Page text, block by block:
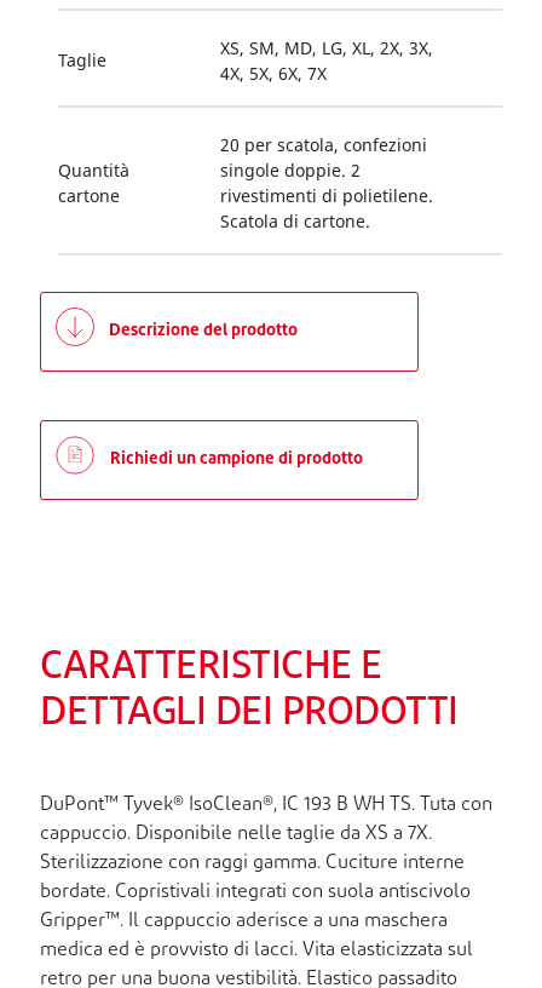
Taglie
XS, SM, MD, LG, XL, 2X, 3X,
4X, 5X, 6X, 7X
Quantità
cartone
20 per scatola, confezioni
singole doppie. 2
rivestimenti di polietilene.
Scatola di cartone.
Descrizione del prodotto
Richiedi un campione di prodotto
CARATTERISTICHE E
DETTAGLI DEI PRODOTTI
DuPont™ Tyvek® IsoClean®, IC 193 B WH TS. Tuta con
cappuccio. Disponibile nelle taglie da XS a 7X.
Sterilizzazione con raggi gamma. Cuciture interne
bordate. Copristivali integrati con suola antiscivolo
Gripper™. Il cappuccio aderisce a una maschera
medica ed è provvisto di lacci. Vita elasticizzata sul
retro per una buona vestibilità. Elastico passadito